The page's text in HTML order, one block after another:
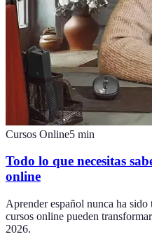
Cursos Online5 min
Todo lo que necesitas
online
Aprender español nunca ha
cursos online pueden
2026.